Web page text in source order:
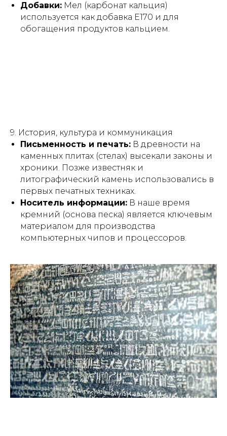
Добавки: Мел (карбонат кальция)
используется как добавка E170 и для
обогащения продуктов кальцием.
9. История, культура и коммуникация
Письменность и печать: В древности на
каменных плитах (стелах) высекали законы и
хроники. Позже известняк и
литографический камень использовались в
первых печатных техниках.
Носитель информации: В наше время
кремний (основа песка) является ключевым
материалом для производства
компьютерных чипов и процессоров.